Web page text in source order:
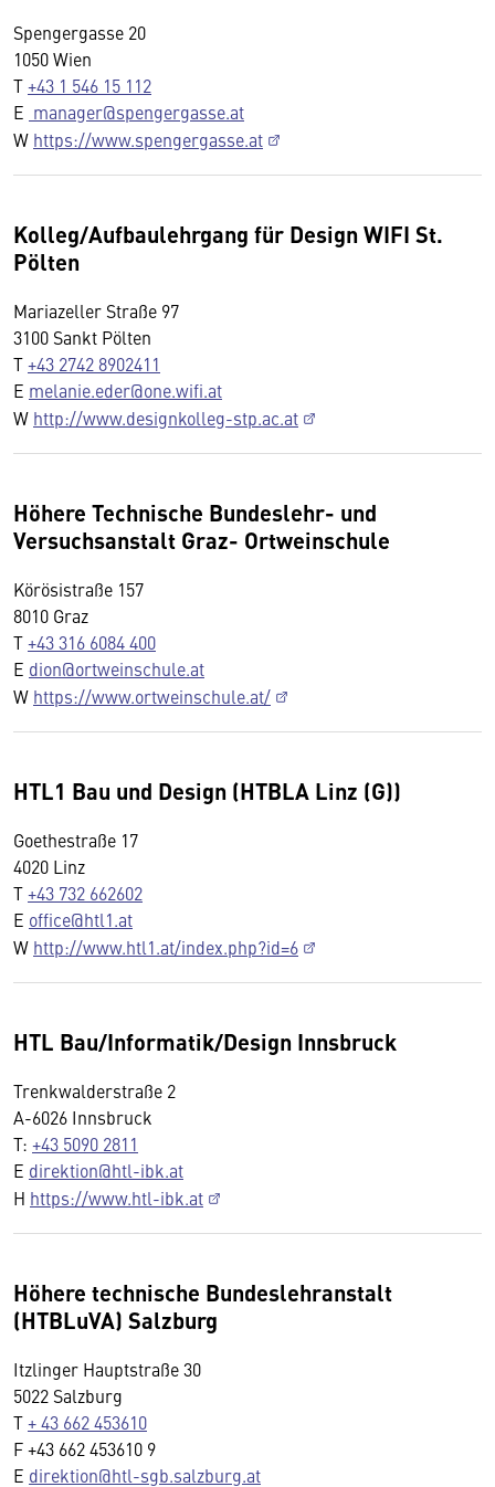
Spengergasse 20
1050 Wien
T+43 1 546 15 112
E manager@spengergasse.at
W https://www.spengergasse.at
Kolleg/Aufbaulehrgang für Design WIFI St.
Pölten
Mariazeller Straße 97
3100 Sankt Pölten
T+43 2742 8902411
E melanie.eder@one.wifi.at
W http://www.designkolleg-stp.ac.at
Höhere Technische Bundeslehr- und
Versuchsanstalt Graz- Ortweinschule
Körösistraße 157
8010 Graz
T+43 316 6084 400
E dion@ortweinschule.at
W https://www.ortweinschule.at/
HTL1 Bau und Design (HTBLA Linz (G))
Goethestraße 17
4020 Linz
T+43 732 662602
E office@htl1.at
W http://www.htl1.at/index.php?id=6
HTL Bau/Informatik/Design Innsbruck
Trenkwalderstraße 2
A-6026 Innsbruck
T: +43 5090 2811
E direktion@htl-ibk.at
H https://www.htl-ibk.at
Höhere technische Bundeslehranstalt
(HTBLuVA) Salzburg
Itzlinger Hauptstraße 30
5022 Salzburg
T+ 43 662 453610
F+43 662 453610 9
E direktion@htl-sgb.salzburg.at